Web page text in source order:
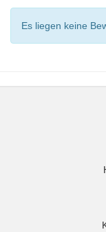
Es liegen keine